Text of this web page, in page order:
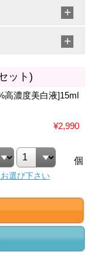
ット)
高濃度美白液]15ml
¥2,990
個
選び下さい